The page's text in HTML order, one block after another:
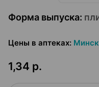
Форма выпуска:
Цены в аптеках: Минск
1,34 р.